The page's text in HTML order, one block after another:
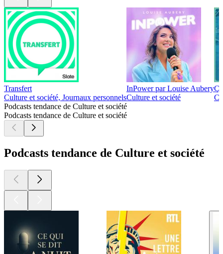
Transfert
Culture et société, Journaux personnels
InPower par Louise Aubery
Culture et société
Podcasts tendance de Culture et société
Podcasts tendance de Culture et société
Podcasts tendance de Culture et société